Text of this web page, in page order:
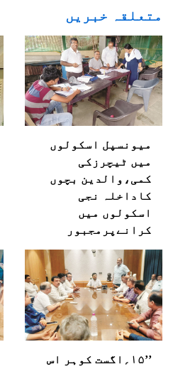
متعلقہ خبریں
میونسپل اسکولوں
میں ٹیچرزکی
کمی،والدین بچوں
کاداخلہ نجی
اسکولوں میں
کرانےپرمجبور
’’۱۵؍اگست کوہر اس